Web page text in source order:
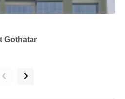
Gothatar
‹ ›